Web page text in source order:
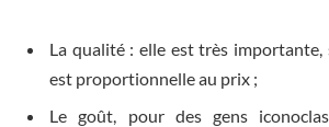
La qualité : elle est très
est proportionnelle au prix ;
Le goût, pour des gens